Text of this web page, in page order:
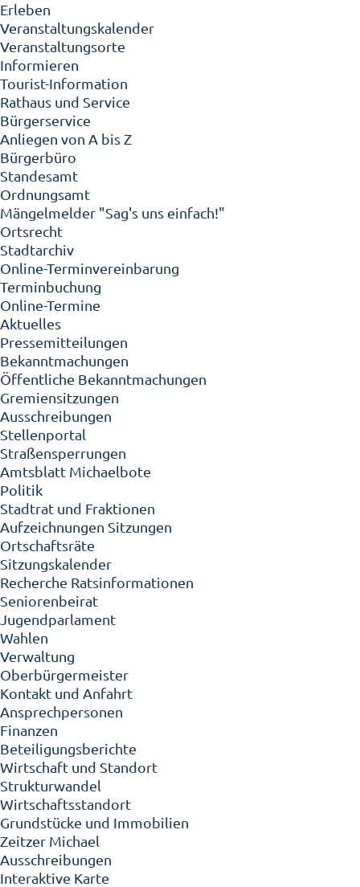
Erleben
Veranstaltungskalender
Veranstaltungsorte
Informieren
Tourist-Information
Rathaus und Service
Bürgerservice
Anliegen von A bis Z
Bürgerbüro
Standesamt
Ordnungsamt
Mängelmelder "Sag's uns einfach!"
Ortsrecht
Stadtarchiv
Online-Terminvereinbarung
Terminbuchung
Online-Termine
Aktuelles
Pressemitteilungen
Bekanntmachungen
Öffentliche Bekanntmachungen
Gremiensitzungen
Ausschreibungen
Stellenportal
Straßensperrungen
Amtsblatt Michaelbote
Politik
Stadtrat und Fraktionen
Aufzeichnungen Sitzungen
Ortschaftsräte
Sitzungskalender
Recherche Ratsinformationen
Seniorenbeirat
Jugendparlament
Wahlen
Verwaltung
Oberbürgermeister
Kontakt und Anfahrt
Ansprechpersonen
Finanzen
Beteiligungsberichte
Wirtschaft und Standort
Strukturwandel
Wirtschaftsstandort
Grundstücke und Immobilien
Zeitzer Michael
Ausschreibungen
Interaktive Karte